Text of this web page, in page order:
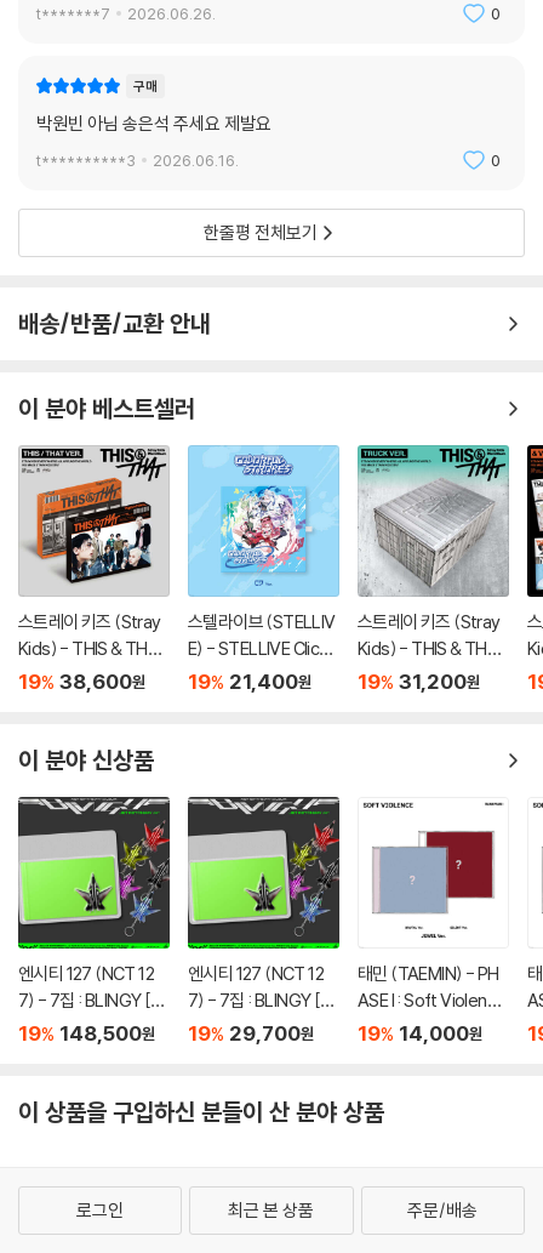
t*******7 2026.06.26. 0
구매
박원빈 아님 송은석 주세요 제발요
t**********3 2026.06.16. 0
한줄평 전체보기
배송/반품/교환 안내
이 분야 베스트셀러
스트레이 키즈 (Stray
Kids) - THIS & THAT
[2종 SET]
19% 38,600원
스텔라이브 (STELLIV
E) - STELLIVE Cliche
1st EP 「Colorful Stro
19% 21,400원
스트레이 키즈 (Stray
Kids) - THIS & THAT
[TRUCK VER.]
19% 31,200원
이 분야 신상품
엔시티 127 (NCT 12
7) - 7집 : BLINGY [JE
T Keychain Ver.](스
19% 148,500원
엔시티 127 (NCT 12
7) - 7집 : BLINGY [JE
T Keychain Ver.](스
19% 29,700원
태민 (TAEMIN) - PH
ASE I : Soft Violence
[JEWEL Ver.][2종 중
19% 14,000원
이 상품을 구입하신 분들이 산 분야 상품
로그인 최근 본 상품 주문/배송